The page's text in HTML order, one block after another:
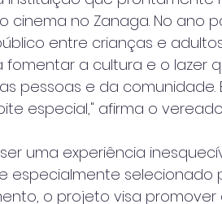
cinema no Zanaga. No ano
entre crianças e
fomentar a cultura e o lazer
pessoas e da comunidade.
especial," afirma o
uma experiência
especialmente selecionado
o projeto visa